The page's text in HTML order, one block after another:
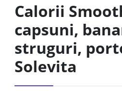
Calorii
capsuni,
struguri,
Solevita